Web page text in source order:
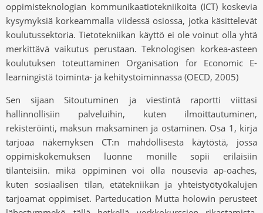
oppimisteknologian kommunikaatiotekniikoita (ICT) koskevia
kysymyksiä korkeammalla viidessä osiossa, jotka käsittelevät
koulutussektoria. Tietotekniikan käyttö ei ole voinut olla yhtä
merkittävä vaikutus perustaan. Teknologisen korkea-asteen
koulutuksen toteuttaminen Organisation for Economic E-
learningistä toiminta- ja kehitystoiminnassa (OECD, 2005)
Sen sijaan Sitoutuminen ja viestintä raportti viittasi
hallinnollisiin palveluihin, kuten ilmoittautuminen,
rekisteröinti, maksun maksaminen ja ostaminen. Osa 1, kirja
tarjoaa näkemyksen CT:n mahdollisesta käytöstä, jossa
oppimiskokemuksen luonne monille sopii erilaisiin
tilanteisiin. mikä oppiminen voi olla nousevia ap-oaches,
kuten sosiaalisen tilan, etätekniikan ja yhteistyötyökalujen
tarjoamat oppimiset. Parteducation Mutta holowin perusteet